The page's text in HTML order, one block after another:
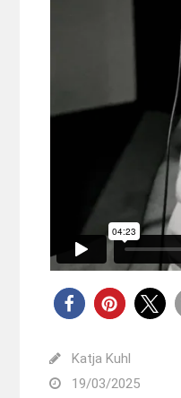
Katja Kuhl
19/03/2025